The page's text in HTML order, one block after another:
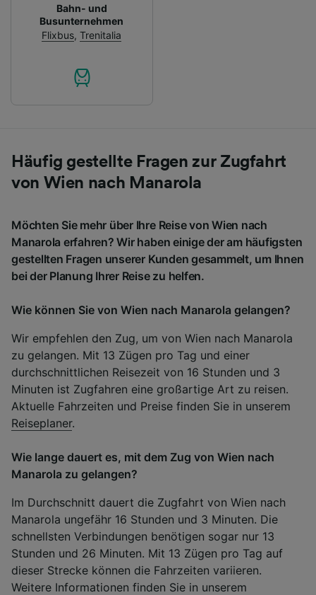
Bahn- und
Busunternehmen
Flixbus,Trenitalia
Häufig gestellte Fragen zur Zugfahrt
von Wien nach Manarola
Möchten Sie mehr über Ihre Reise von Wien nach
Manarola erfahren? Wir haben einige der am häufigsten
gestellten Fragen unserer Kunden gesammelt, um Ihnen
bei der Planung Ihrer Reise zu helfen.
Wie können Sie von Wien nach Manarola gelangen?
Wir empfehlen den Zug, um von Wien nach Manarola
zu gelangen. Mit 13 Zügen pro Tag und einer
durchschnittlichen Reisezeit von 16 Stunden und 3
Minuten ist Zugfahren eine großartige Art zu reisen.
Aktuelle Fahrzeiten und Preise finden Sie in unserem
Reiseplaner.
Wie lange dauert es, mit dem Zug von Wien nach
Manarola zu gelangen?
Im Durchschnitt dauert die Zugfahrt von Wien nach
Manarola ungefähr 16 Stunden und 3 Minuten. Die
schnellsten Verbindungen benötigen sogar nur 13
Stunden und 26 Minuten. Mit 13 Zügen pro Tag auf
dieser Strecke können die Fahrzeiten variieren.
Weitere Informationen finden Sie in unserem